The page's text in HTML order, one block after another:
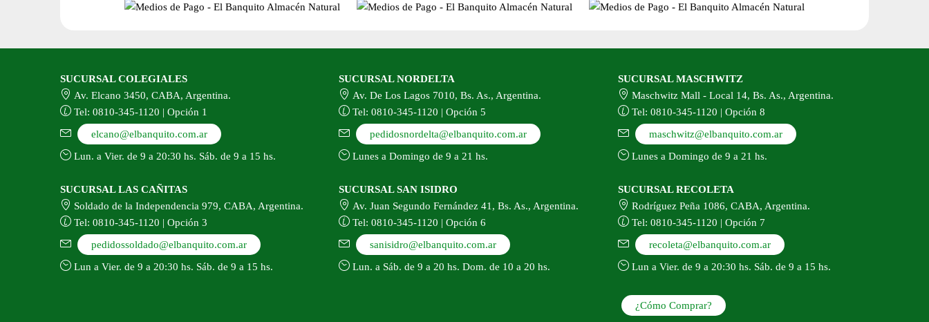
SUCURSAL COLEGIALES
Av. Elcano 3450, CABA, Argentina.
Tel: 0810-345-1120 | Opción 1
elcano@elbanquito.com.ar
Lun. a Vier. de 9 a 20:30 hs. Sáb. de 9 a 15 hs.
SUCURSAL LAS CAÑITAS
Soldado de la Independencia 979, CABA, Argentina.
Tel: 0810-345-1120 | Opción 3
pedidossoldado@elbanquito.com.ar
Lun a Vier. de 9 a 20:30 hs. Sáb. de 9 a 15 hs.
SUCURSAL NORDELTA
Av. De Los Lagos 7010, Bs. As., Argentina.
Tel: 0810-345-1120 | Opción 5
pedidosnordelta@elbanquito.com.ar
Lunes a Domingo de 9 a 21 hs.
SUCURSAL SAN ISIDRO
Av. Juan Segundo Fernández 41, Bs. As., Argentina.
Tel: 0810-345-1120 | Opción 6
sanisidro@elbanquito.com.ar
Lun. a Sáb. de 9 a 20 hs. Dom. de 10 a 20 hs.
SUCURSAL MASCHWITZ
Maschwitz Mall - Local 14, Bs. As., Argentina.
Tel: 0810-345-1120 | Opción 8
maschwitz@elbanquito.com.ar
Lunes a Domingo de 9 a 21 hs.
SUCURSAL RECOLETA
Rodríguez Peña 1086, CABA, Argentina.
Tel: 0810-345-1120 | Opción 7
recoleta@elbanquito.com.ar
Lun a Vier. de 9 a 20:30 hs. Sáb. de 9 a 15 hs.
¿Cómo Comprar?